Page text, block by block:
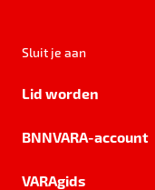
Sluit je aan
Lid worden
BNNVARA-account
VARAgids